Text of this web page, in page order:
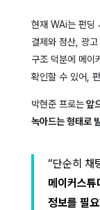
현재 WAi는 펀딩
결제와 정산, 광
구조 덕분에 메이
확인할 수 있어,
박현준 프로는앞
녹아드는 형태로
“단순히 채
메이커스튜
정보를 필